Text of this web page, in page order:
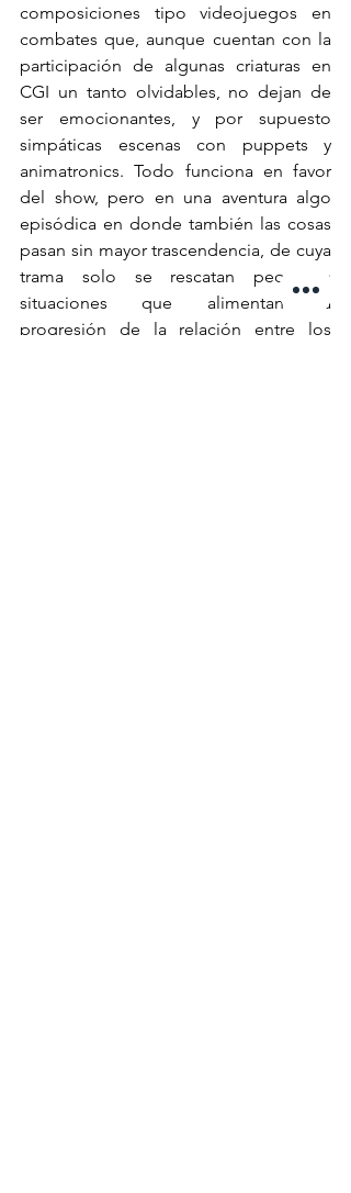
composiciones tipo videojuegos en
combates que, aunque cuentan con la
participación de algunas criaturas en
CGI un tanto olvidables, no dejan de
ser emocionantes, y por supuesto
simpáticas escenas con puppets y
animatronics. Todo funciona en favor
del show, pero en una aventura algo
episódica en donde también las cosas
pasan sin mayor trascendencia, de cuya
trama solo se rescatan pequeñas
situaciones que alimentan la
progresión de la relación entre los